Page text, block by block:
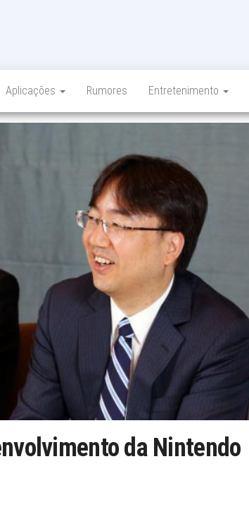
Aplicações Rumores Entretenimento
da Nintendo